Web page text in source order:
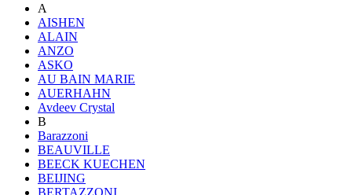
A
AISHEN
ALAIN
ANZO
ASKO
AU BAIN MARIE
AUERHAHN
Avdeev Crystal
B
Barazzoni
BEAUVILLE
BEECK KUECHEN
BEIJING
BERTAZZONI